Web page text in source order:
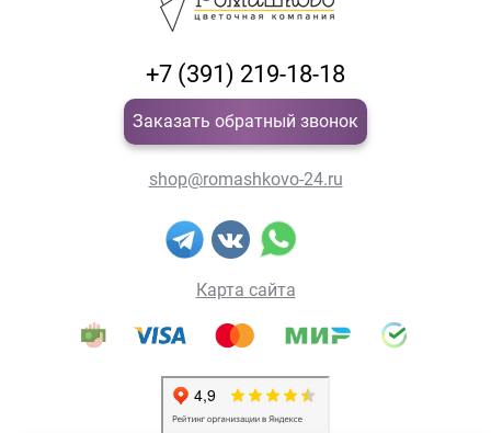
+7 (391) 219-18-18
Заказать обратный звонок
shop@romashkovo-24.ru
Карта сайта